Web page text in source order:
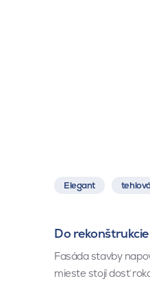
Elegant
Do
Fasáda stavby
mieste stojí dosť